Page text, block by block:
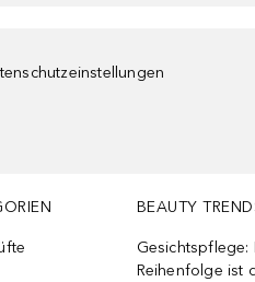
BEAUTY
Gesichtspflege:
Reihenfolge ist